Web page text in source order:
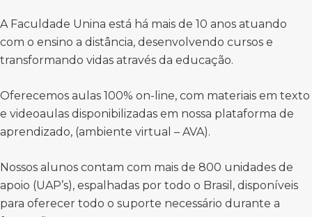
A Faculdade Unina está há mais de 10 anos atuando
com o ensino a distância, desenvolvendo cursos e
transformando vidas através da educação.
Oferecemos aulas 100% on-line, com materiais em texto
e videoaulas disponibilizadas em nossa plataforma de
aprendizado, (ambiente virtual – AVA).
Nossos alunos contam com mais de 800 unidades de
apoio (UAP’s), espalhadas por todo o Brasil, disponíveis
para oferecer todo o suporte necessário durante a